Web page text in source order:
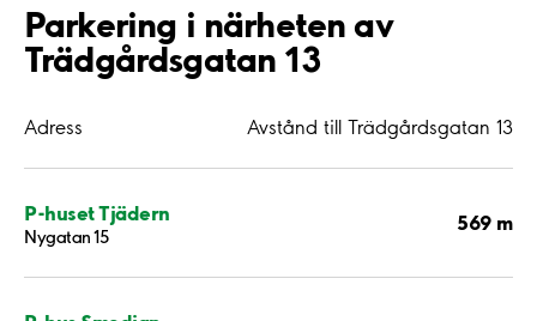
Parkering i närheten av
Trädgårdsgatan 13
Adress Avstånd till Trädgårdsgatan 13
P-huset Tjädern
Nygatan 15
569 m